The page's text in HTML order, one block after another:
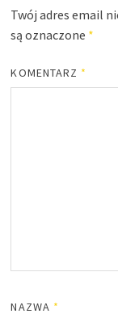
Twój adres email
są oznaczone *
KOMENTARZ *
NAZWA *